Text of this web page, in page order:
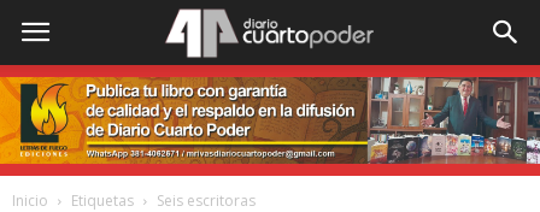
Inicio Etiquetas Seis escritoras